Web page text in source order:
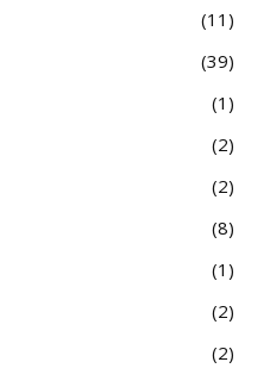
11
39
1
2
2
8
1
2
2